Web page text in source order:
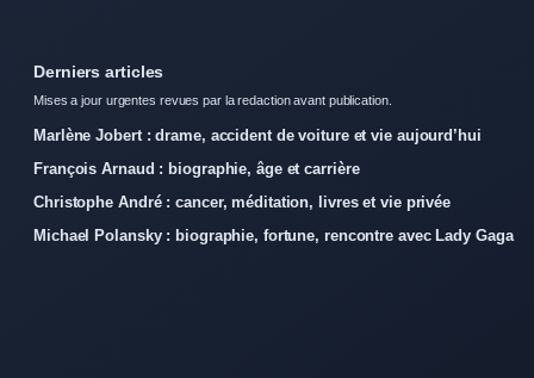
Derniers articles
Mises a jour urgentes revues par la redaction avant publication.
Marlène Jobert : drame, accident de voiture et vie aujourd’hui
François Arnaud : biographie, âge et carrière
Christophe André : cancer, méditation, livres et vie privée
Michael Polansky : biographie, fortune, rencontre avec Lady Gaga